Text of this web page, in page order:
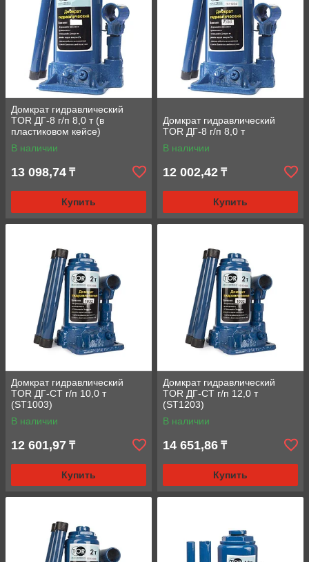
Домкрат гидравлический
TOR ДГ-8 г/п 8,0 т (в
пластиковом кейсе)
В наличии
13 098,74 ₸
Купить
Домкрат гидравлический
TOR ДГ-8 г/п 8,0 т
В наличии
12 002,42 ₸
Купить
Домкрат гидравлический
TOR ДГ-CT г/п 10,0 т
(ST1003)
В наличии
12 601,97 ₸
Купить
Домкрат гидравлический
TOR ДГ-CT г/п 12,0 т
(ST1203)
В наличии
14 651,86 ₸
Купить